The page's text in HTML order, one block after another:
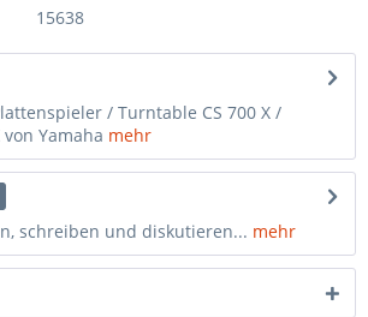
15638
/ Turntable CS 700 X /
von Yamaha mehr
schreiben und diskutieren... mehr